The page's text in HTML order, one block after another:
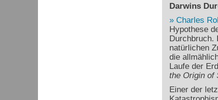
Darwins
Charles
Hypothese
Durchbruch.
natürlichen
die
Laufe der
the Origin of
Einer der